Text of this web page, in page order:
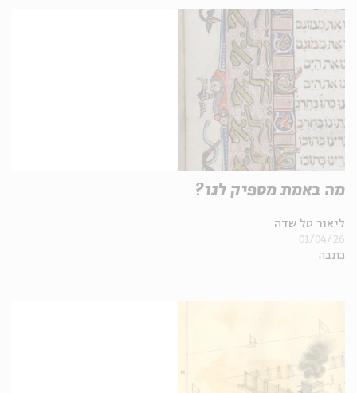
מה באמת מספיק לנו?
ליאור טל שדה
כתבה
01/04/26